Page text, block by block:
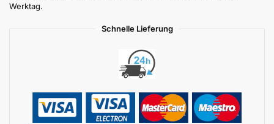
Werktag.
Schnelle Lieferung